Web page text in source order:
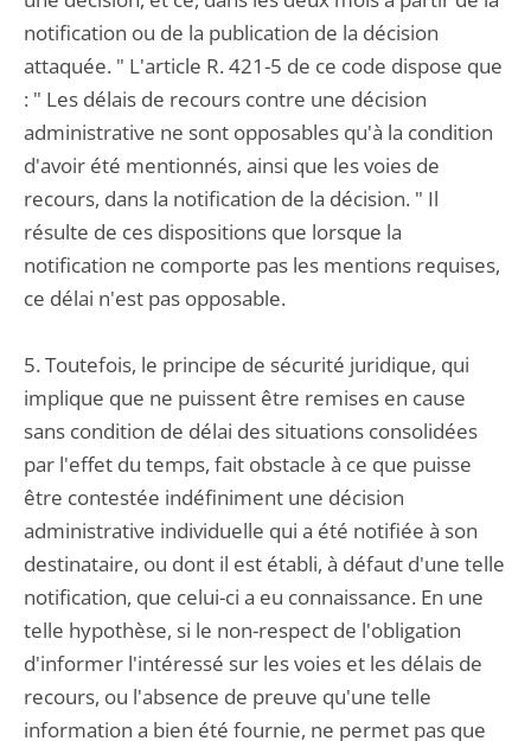
notification ou de la publication de la décision
attaquée. " L'article R. 421-5 de ce code dispose que
: " Les délais de recours contre une décision
administrative ne sont opposables qu'à la condition
d'avoir été mentionnés, ainsi que les voies de
recours, dans la notification de la décision. " Il
résulte de ces dispositions que lorsque la
notification ne comporte pas les mentions requises,
ce délai n'est pas opposable.
5. Toutefois, le principe de sécurité juridique, qui
implique que ne puissent être remises en cause
sans condition de délai des situations consolidées
par l'effet du temps, fait obstacle à ce que puisse
être contestée indéfiniment une décision
administrative individuelle qui a été notifiée à son
destinataire, ou dont il est établi, à défaut d'une telle
notification, que celui-ci a eu connaissance. En une
telle hypothèse, si le non-respect de l'obligation
d'informer l'intéressé sur les voies et les délais de
recours, ou l'absence de preuve qu'une telle
information a bien été fournie, ne permet pas que